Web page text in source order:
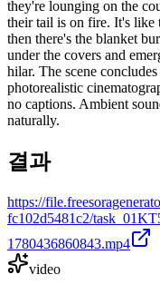
they're lounging on the
their tail is on fire. It's like
then there's the blanket
under the covers and
hilar. The scene
photorealistic
no captions. Ambient
naturally.
결과
https://
fc102d5481c2/
1780436860843.mp4
video